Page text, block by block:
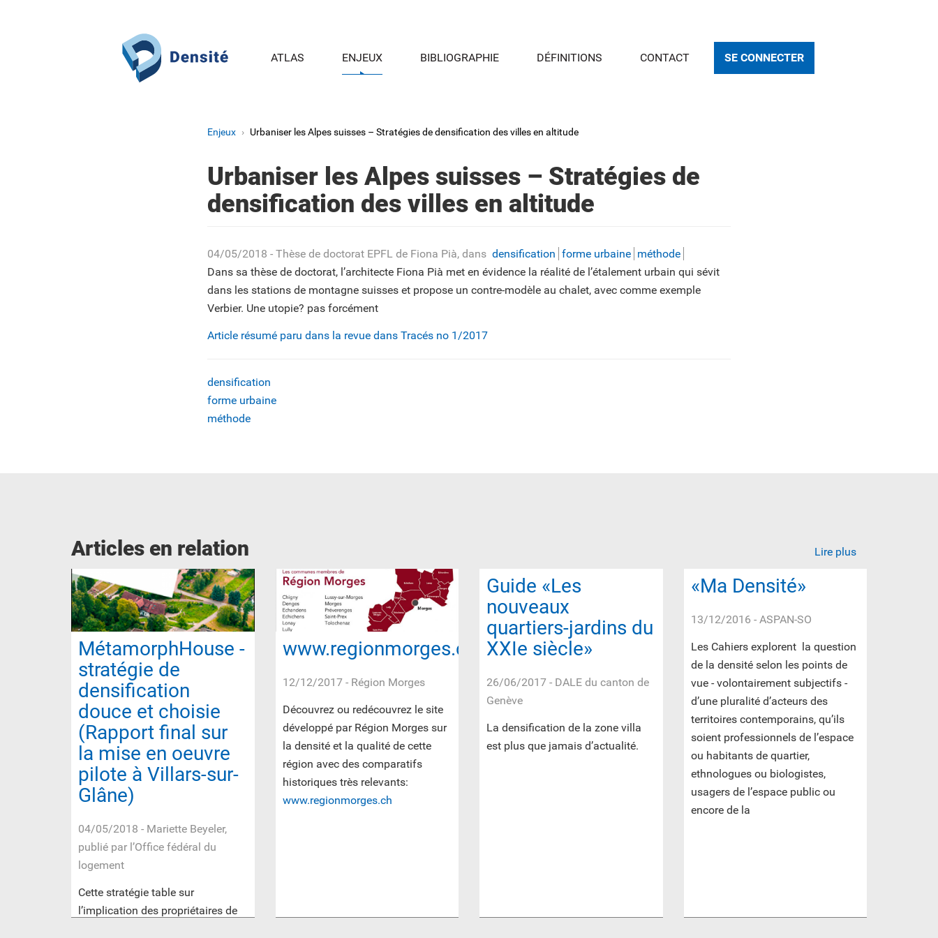
ATLAS ENJEUX BIBLIOGRAPHIE DÉFINITIONS CONTACT SE CONNECTER
Enjeux Urbaniser les Alpes suisses – Stratégies de densification des villes en altitude
Urbaniser les Alpes suisses – Stratégies de
densification des villes en altitude
04/05/2018 - Thèse de doctorat EPFL de Fiona Pià, dans densification forme urbaine méthode
Dans sa thèse de doctorat, l’architecte Fiona Pià met en évidence la réalité de l’étalement urbain qui sévit
dans les stations de montagne suisses et propose un contre-modèle au chalet, avec comme exemple
Verbier. Une utopie? pas forcément
Article résumé paru dans la revue dans Tracés no 1/2017
densification
forme urbaine
méthode
Articles en relation
MétamorphHouse -
stratégie de
densification
douce et choisie
(Rapport final sur
la mise en oeuvre
pilote à Villars-sur-
Glâne)
04/05/2018 - Mariette Beyeler,
publié par l’Office fédéral du
logement
Cette stratégie table sur
l’implication des propriétaires de
www.regionmorges.ch
12/12/2017- Région Morges
Découvrez ou redécouvrez le site
développé par Région Morges sur
la densité et la qualité de cette
région avec des comparatifs
historiques très relevants:
www.regionmorges.ch
Guide «Les
nouveaux
quartiers-jardins du
XXIe siècle»
26/06/2017 - DALE du canton de
Genève
La densification de la zone villa
est plus que jamais d’actualité.
«Ma Densité»
13/12/2016 - ASPAN-SO
Les Cahiers explorent la question
de la densité selon les points de
vue - volontairement subjectifs -
d’une pluralité d’acteurs des
territoires contemporains, qu’ils
soient professionnels de l’espace
ou habitants de quartier,
ethnologues ou biologistes,
usagers de l’espace public ou
encore de la
Lire plus